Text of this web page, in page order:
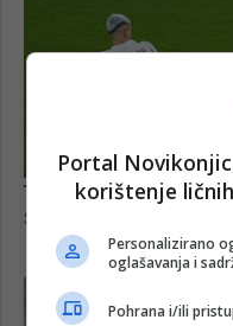
Portal
korištenje
Personalizirano
oglašavanja i
Pohrana i/ili